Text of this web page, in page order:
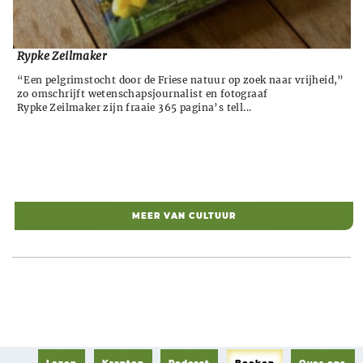
Rypke Zeilmaker
“Een pelgrimstocht door de Friese natuur op zoek naar vrijheid,”
zo omschrijft wetenschapsjournalist en fotograaf
Rypke Zeilmaker zijn fraaie 365 pagina’s tell...
MEER VAN CULTUUR